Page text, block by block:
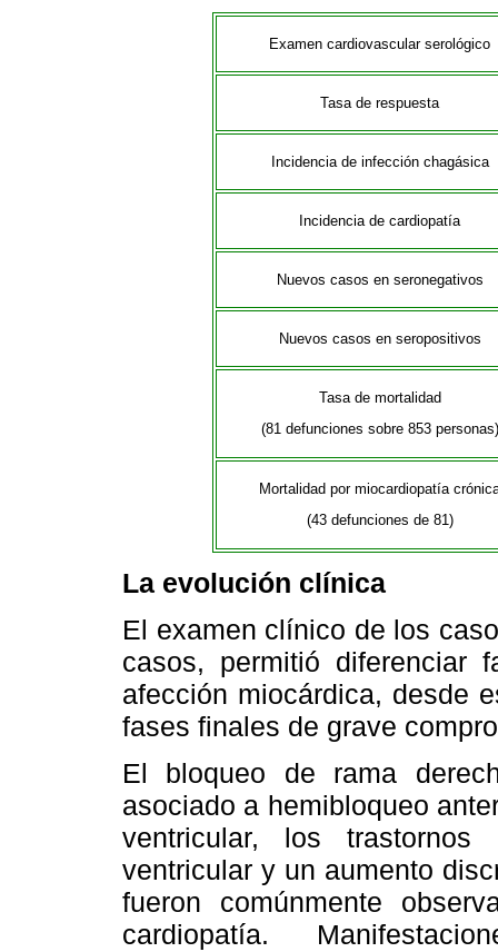
Examen cardiovascular serológico
Tasa de respuesta
Incidencia de infección chagásica
Incidencia de cardiopatía
Nuevos casos en seronegativos
Nuevos casos en seropositivos
Tasa de mortalidad
(81 defunciones sobre 853 personas)
Mortalidad por miocardiopatía
(43 defunciones de 81)
La evolución clínica
El examen clínico de los
casos, permitió diferenciar
afección miocárdica, desde
fases finales de grave
El bloqueo de rama
asociado a hemibloqueo
ventricular, los trastornos
ventricular y un aumento
fueron comúnmente
cardiopatía.